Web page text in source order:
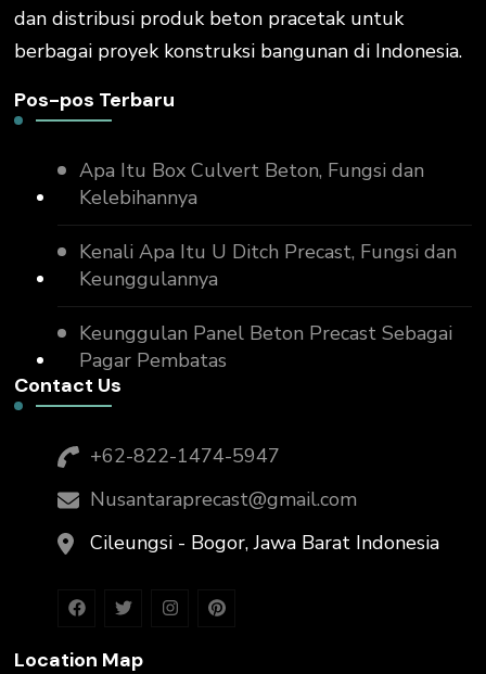
dan distribusi produk beton pracetak untuk
berbagai proyek konstruksi bangunan di Indonesia.
Pos-pos Terbaru
Apa Itu Box Culvert Beton, Fungsi dan
Kelebihannya
Kenali Apa Itu U Ditch Precast, Fungsi dan
Keunggulannya
Keunggulan Panel Beton Precast Sebagai
Pagar Pembatas
Contact Us
+62-822-1474-5947
Nusantaraprecast@gmail.com
Cileungsi - Bogor, Jawa Barat Indonesia
Location Map